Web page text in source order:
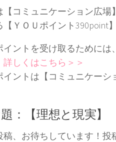
【コミュニケーション広
ＹＯＵポイント390point
ントを受け取るためには
詳しくはこちら＞＞
ントは【コミュニケーシ
：【理想と現実】
稿、お待ちしています！投